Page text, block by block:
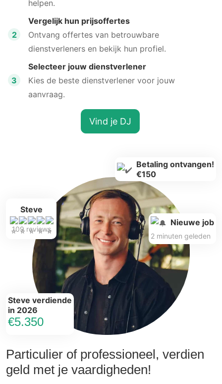
helpen.
2
Vergelijk hun prijsoffertes
Ontvang offertes van betrouwbare
dienstverleners en bekijk hun profiel.
3
Selecteer jouw dienstverlener
Kies de beste dienstverlener voor jouw
aanvraag.
Vind je DJ
Particulier of professioneel, verdien
geld met je vaardigheden!
Steve
109 reviews
Steve verdiende
in 2026
€5.350
Betaling ontvangen!
€150
Nieuwe job
2 minuten geleden